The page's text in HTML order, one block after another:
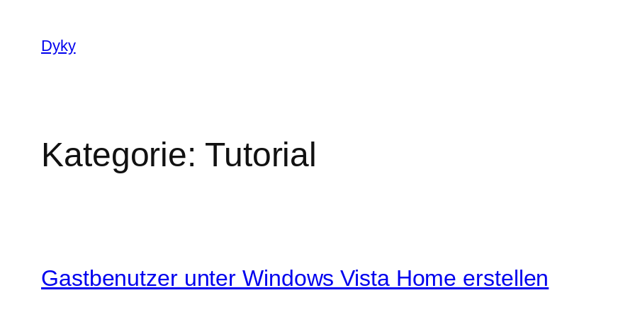
Inhalt
springen
Dyky
Kategorie: Tutorial
Gastbenutzer unter Windows Vista Home erstellen